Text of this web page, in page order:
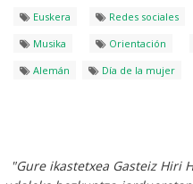
Euskera
Redes sociales
Musika
Orientación
Alemán
Día de la mujer
"Gure ikastetxea Gasteiz Hiri